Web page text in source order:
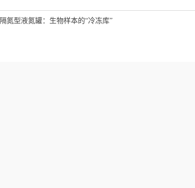
隔氮型液氮罐：生物样本的“冷冻库”